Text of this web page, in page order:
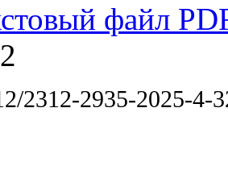
файл
2312-2935-2025-4-